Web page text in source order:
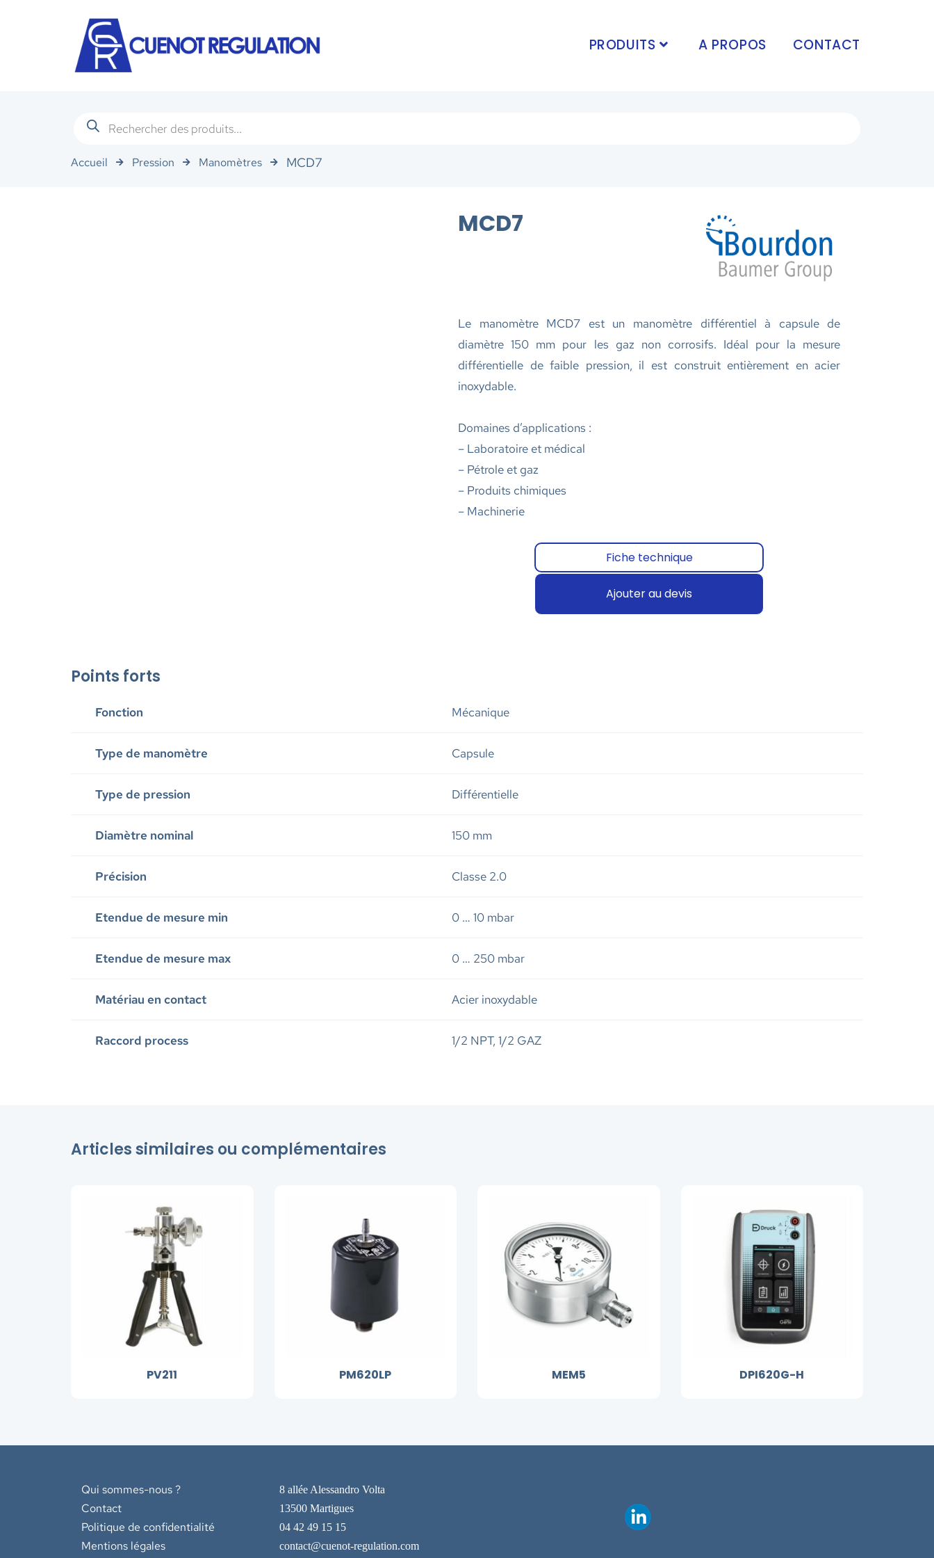
PRODUITS A PROPOS CONTACT
Accueil Pression Manomètres MCD7
MCD7
Le manomètre MCD7 est un manomètre différentiel à capsule de
diamètre 150 mm pour les gaz non corrosifs. Idéal pour la mesure
différentielle de faible pression, il est construit entièrement en acier
inoxydable.
Domaines d’applications :
– Laboratoire et médical
– Pétrole et gaz
– Produits chimiques
– Machinerie
Fiche technique
Ajouter au devis
Points forts
Fonction Mécanique
Type de manomètre Capsule
Type de pression Différentielle
Diamètre nominal 150 mm
Précision Classe 2.0
Etendue de mesure min 0 … 10 mbar
Etendue de mesure max 0 … 250 mbar
Matériau en contact Acier inoxydable
Raccord process 1/2 NPT, 1/2 GAZ
Articles similaires ou complémentaires
PV211 PM620LP MEM5 DPI620G-H
Qui sommes-nous ?
Contact
Politique de confidentialité
Mentions légales
8 allée Alessandro Volta
13500 Martigues
04 42 49 15 15
contact@cuenot-regulation.com